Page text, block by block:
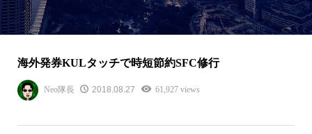
海外発券KULタッチで時短節約SFC修行
Neo隊長 2018.08.27 61,927 views